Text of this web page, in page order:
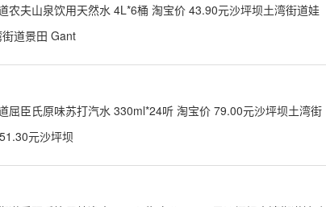
农夫山泉饮用天然水 4L*6桶 淘宝价 43.90元沙坪坝土湾街道娃
道景田 Gant
屈臣氏原味苏打汽水 330ml*24听 淘宝价 79.00元沙坪坝土湾街
元沙坪坝